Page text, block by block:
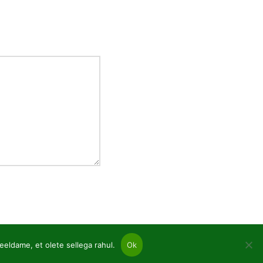
et olete sellega rahul. Ok